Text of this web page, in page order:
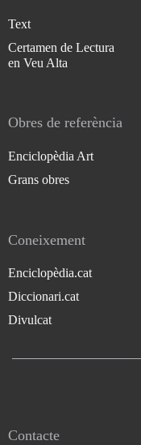
Text
Certamen de Lectura
en Veu Alta
Obres de referència
Enciclopèdia Art
Grans obres
Coneixement
Enciclopèdia.cat
Diccionari.cat
Divulcat
Contacte